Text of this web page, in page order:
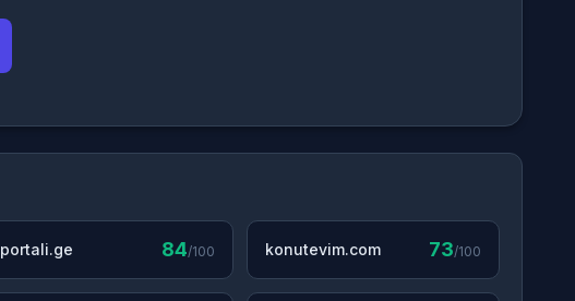
portali.ge 84/100 konutevim.com 73/100